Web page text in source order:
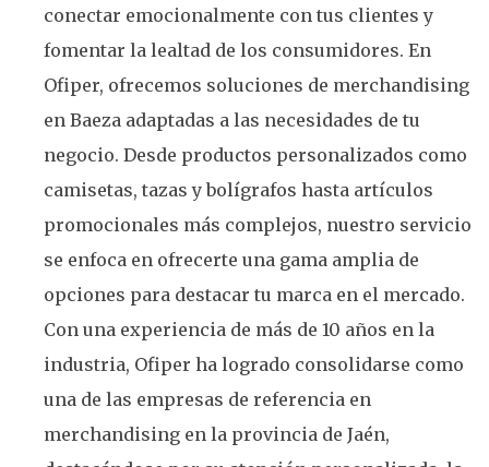
conectar emocionalmente con tus clientes y
fomentar la lealtad de los consumidores. En
Ofiper, ofrecemos soluciones de merchandising
en Baeza adaptadas a las necesidades de tu
negocio. Desde productos personalizados como
camisetas, tazas y bolígrafos hasta artículos
promocionales más complejos, nuestro servicio
se enfoca en ofrecerte una gama amplia de
opciones para destacar tu marca en el mercado.
Con una experiencia de más de 10 años en la
industria, Ofiper ha logrado consolidarse como
una de las empresas de referencia en
merchandising en la provincia de Jaén,